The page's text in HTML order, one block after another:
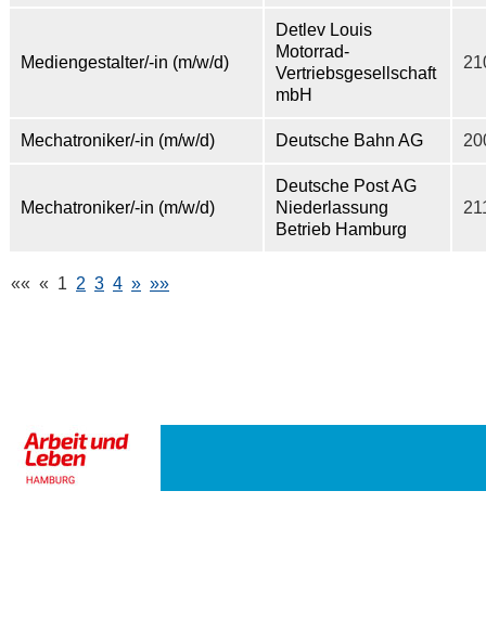
Mediengestalter/-in (m/w/d)
Detlev Louis
Motorrad-
Vertriebsgesellschaft
mbH
Mechatroniker/-in (m/w/d) Deutsche Bahn AG
Mechatroniker/-in (m/w/d)
Deutsche Post AG
Niederlassung
Betrieb Hamburg
«« « 1 2 3 4 » »»